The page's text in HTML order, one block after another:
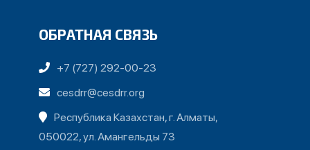
ОБРАТНАЯ СВЯЗЬ
+7 (727) 292-00-23
cesdrr@cesdrr.org
Республика Казахстан, г. Алматы,
050022, ул. Амангельды 73